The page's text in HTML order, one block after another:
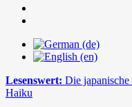
Lesenswert: Die
Haiku